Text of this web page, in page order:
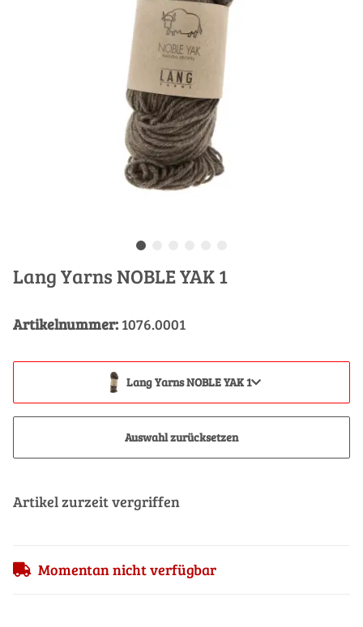
Lang Yarns NOBLE YAK 1
Artikelnummer: 1076.0001
Lang Yarns NOBLE YAK 1
Auswahl zurücksetzen
Artikel zurzeit vergriffen
Momentan nicht verfügbar